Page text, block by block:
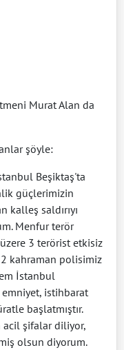
Murat Alan da
şöyle:
Beşiktaş'ta
güçlerimizin
kalleş saldırıyı
Menfur terör
3 terörist etkisiz
kahraman polisimiz
İstanbul
emniyet, istihbarat
başlatmıştır.
acil şifalar diliyor,
olsun diyorum.